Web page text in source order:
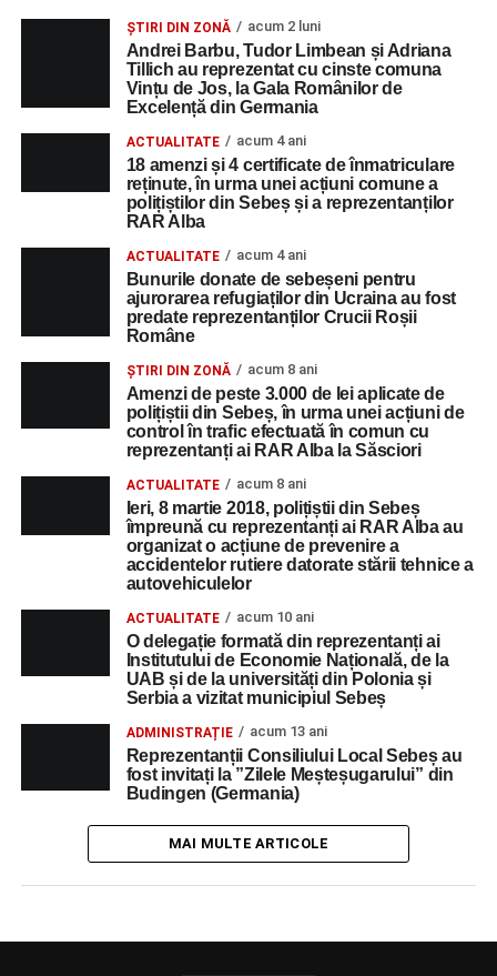
ȘTIRI DIN ZONĂ acum 2 luni
Andrei Barbu, Tudor Limbean și Adriana
Tillich au reprezentat cu cinste comuna
Vințu de Jos, la Gala Românilor de
Excelență din Germania
ACTUALITATE acum 4 ani
18 amenzi și 4 certificate de înmatriculare
reținute, în urma unei acțiuni comune a
polițiștilor din Sebeș și a reprezentanților
RAR Alba
ACTUALITATE acum 4 ani
Bunurile donate de sebeșeni pentru
ajurorarea refugiaților din Ucraina au fost
predate reprezentanților Crucii Roșii
Române
ȘTIRI DIN ZONĂ acum 8 ani
Amenzi de peste 3.000 de lei aplicate de
polițiștii din Sebeș, în urma unei acțiuni de
control în trafic efectuată în comun cu
reprezentanți ai RAR Alba la Săsciori
ACTUALITATE acum 8 ani
Ieri, 8 martie 2018, polițiștii din Sebeș
împreună cu reprezentanți ai RAR Alba au
organizat o acțiune de prevenire a
accidentelor rutiere datorate stării tehnice a
autovehiculelor
ACTUALITATE acum 10 ani
O delegație formată din reprezentanți ai
Institutului de Economie Națională, de la
UAB și de la universități din Polonia și
Serbia a vizitat municipiul Sebeș
ADMINISTRAȚIE acum 13 ani
Reprezentanții Consiliului Local Sebeș au
fost invitați la ”Zilele Meșteșugarului” din
Budingen (Germania)
MAI MULTE ARTICOLE